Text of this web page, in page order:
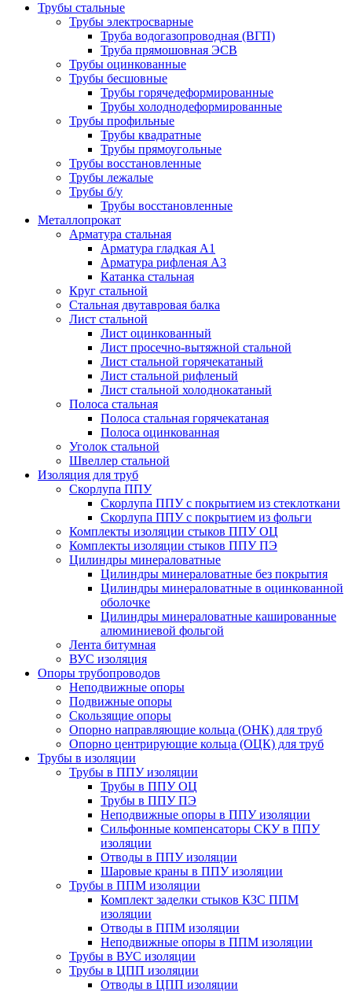
Трубы стальные
Трубы электросварные
Труба водогазопроводная (ВГП)
Труба прямошовная ЭСВ
Трубы оцинкованные
Трубы бесшовные
Трубы горячедеформированные
Трубы холоднодеформированные
Трубы профильные
Трубы квадратные
Трубы прямоугольные
Трубы восстановленные
Трубы лежалые
Трубы б/у
Трубы восстановленные
Металлопрокат
Арматура стальная
Арматура гладкая А1
Арматура рифленая А3
Катанка стальная
Круг стальной
Стальная двутавровая балка
Лист стальной
Лист оцинкованный
Лист просечно-вытяжной стальной
Лист стальной горячекатаный
Лист стальной рифленый
Лист стальной холоднокатаный
Полоса стальная
Полоса стальная горячекатаная
Полоса оцинкованная
Уголок стальной
Швеллер стальной
Изоляция для труб
Скорлупа ППУ
Скорлупа ППУ с покрытием из стеклоткани
Скорлупа ППУ с покрытием из фольги
Комплекты изоляции стыков ППУ ОЦ
Комплекты изоляции стыков ППУ ПЭ
Цилиндры минераловатные
Цилиндры минераловатные без покрытия
Цилиндры минераловатные в оцинкованной
оболочке
Цилиндры минераловатные кашированные
алюминиевой фольгой
Лента битумная
ВУС изоляция
Опоры трубопроводов
Неподвижные опоры
Подвижные опоры
Скользящие опоры
Опорно направляющие кольца (ОНК) для труб
Опорно центрирующие кольца (ОЦК) для труб
Трубы в изоляции
Трубы в ППУ изоляции
Трубы в ППУ ОЦ
Трубы в ППУ ПЭ
Неподвижные опоры в ППУ изоляции
Сильфонные компенсаторы СКУ в ППУ
изоляции
Отводы в ППУ изоляции
Шаровые краны в ППУ изоляции
Трубы в ППМ изоляции
Комплект заделки стыков КЗС ППМ
изоляции
Отводы в ППМ изоляции
Неподвижные опоры в ППМ изоляции
Трубы в ВУС изоляции
Трубы в ЦПП изоляции
Отводы в ЦПП изоляции